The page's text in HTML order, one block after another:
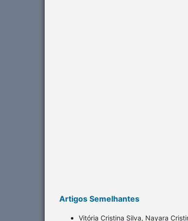
Artigos Semelhantes
Vitória Cristina Silva, Nayara